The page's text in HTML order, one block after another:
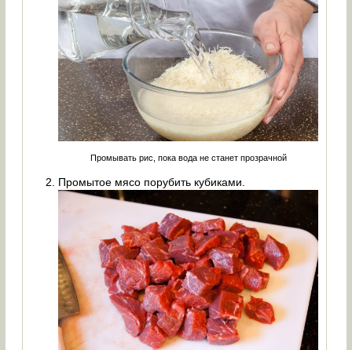
Промывать рис, пока вода не станет прозрачной
Промытое мясо порубить кубиками.